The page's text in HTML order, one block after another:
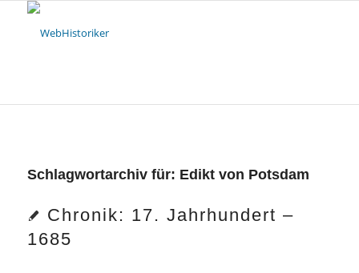
Schlagwortarchiv für: Edikt von Potsdam
Chronik: 17. Jahrhundert –
1685